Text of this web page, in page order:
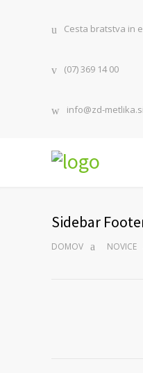
Cesta bratstva in
(07) 369 14 00
info@zd-metlika.si
Sidebar
DOMOV NOVICE